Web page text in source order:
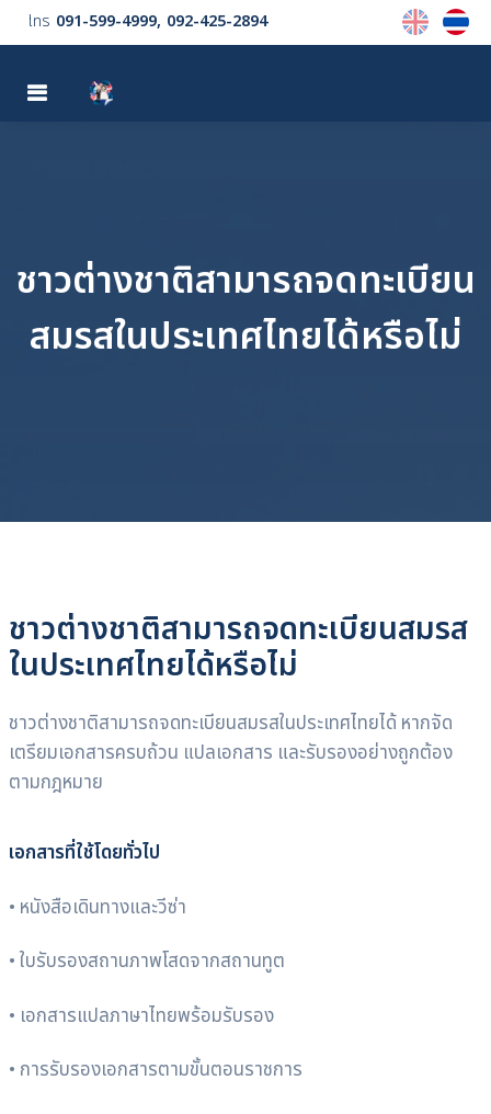
โทร 091-599-4999 092-425-2894
MENU
ชาวต่างชาติสามารถจดทะเบียน
สมรสในประเทศไทยได้หรือไม่
ชาวต่างชาติสามารถจดทะเบียนสมรส
ในประเทศไทยได้หรือไม่
ชาวต่างชาติสามารถจดทะเบียนสมรสในประเทศไทยได้ หากจัด
เตรียมเอกสารครบถ้วน แปลเอกสาร และรับรองอย่างถูกต้อง
ตามกฎหมาย
เอกสารที่ใช้โดยทั่วไป
• หนังสือเดินทางและวีซ่า
• ใบรับรองสถานภาพโสดจากสถานทูต
• เอกสารแปลภาษาไทยพร้อมรับรอง
• การรับรองเอกสารตามขั้นตอนราชการ